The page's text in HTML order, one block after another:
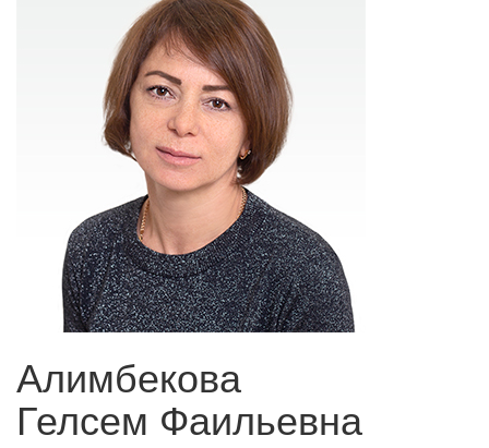
Алимбекова
Гелсем Фаильевна